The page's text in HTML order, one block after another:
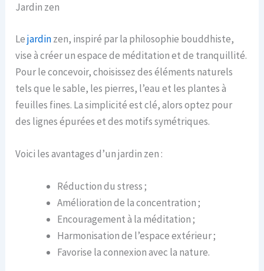
Jardin zen
Lejardinzen, inspiré par la philosophie bouddhiste,
vise à créer un espace de méditation et de tranquillité.
Pour le concevoir, choisissez des éléments naturels
tels que le sable, les pierres, l’eau et les plantes à
feuilles fines. La simplicité est clé, alors optez pour
des lignes épurées et des motifs symétriques.
Voici les avantages d’un jardin zen :
Réduction du stress ;
Amélioration de la concentration ;
Encouragement à la méditation ;
Harmonisation de l’espace extérieur ;
Favorise la connexion avec la nature.